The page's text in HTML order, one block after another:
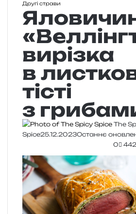
Другі страви
вирізка
в
тісті
з
The
Spice25.12.2023Останнє
0
442